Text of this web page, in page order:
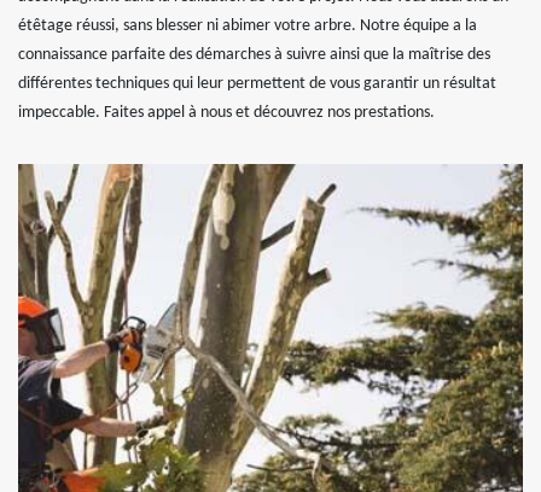
étêtage réussi, sans blesser ni abimer votre arbre. Notre équipe a la
connaissance parfaite des démarches à suivre ainsi que la maîtrise des
différentes techniques qui leur permettent de vous garantir un résultat
impeccable. Faites appel à nous et découvrez nos prestations.